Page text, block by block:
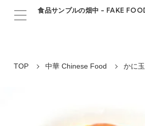
食品サンプルの畑中 - FAKE
TOP 中華 Chinese Food かに